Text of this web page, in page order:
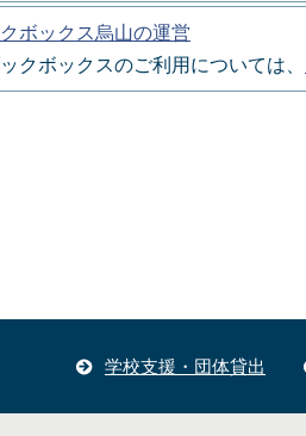
ボックス烏山の運営
クボックスのご利用については、
学校支援・団体貸出